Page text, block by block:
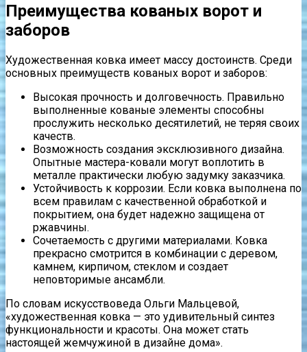
Преимущества кованых ворот и
заборов
Художественная ковка имеет массу достоинств. Среди
основных преимуществ кованых ворот и заборов:
Высокая прочность и долговечность. Правильно
выполненные кованые элементы способны
прослужить несколько десятилетий, не теряя своих
качеств.
Возможность создания эксклюзивного дизайна.
Опытные мастера-ковали могут воплотить в
металле практически любую задумку заказчика.
Устойчивость к коррозии. Если ковка выполнена по
всем правилам с качественной обработкой и
покрытием, она будет надежно защищена от
ржавчины.
Сочетаемость с другими материалами. Ковка
прекрасно смотрится в комбинации с деревом,
камнем, кирпичом, стеклом и создает
неповторимые ансамбли.
По словам искусствоведа Ольги Мальцевой,
«художественная ковка — это удивительный синтез
функциональности и красоты. Она может стать
настоящей жемчужиной в дизайне дома».